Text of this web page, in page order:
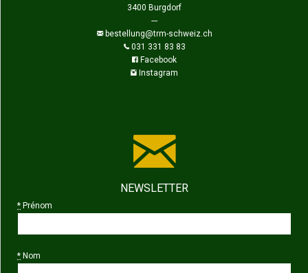
3400 Burgdorf
---
bestellung@trm-schweiz.ch
031 331 83 83
Facebook
Instagram
NEWSLETTER
* Prénom
* Nom